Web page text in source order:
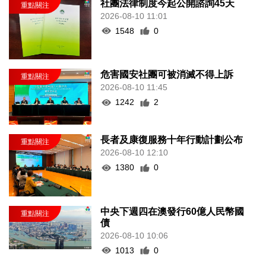
社團法律制度今起公開諮詢45天
2026-08-10 11:01
1548
0
危害國安社團可被消滅不得上訴
2026-08-10 11:45
1242
2
長者及康復服務十年行動計劃公布
2026-08-10 12:10
1380
0
中央下週四在澳發行60億人民幣國
債
2026-08-10 10:06
1013
0